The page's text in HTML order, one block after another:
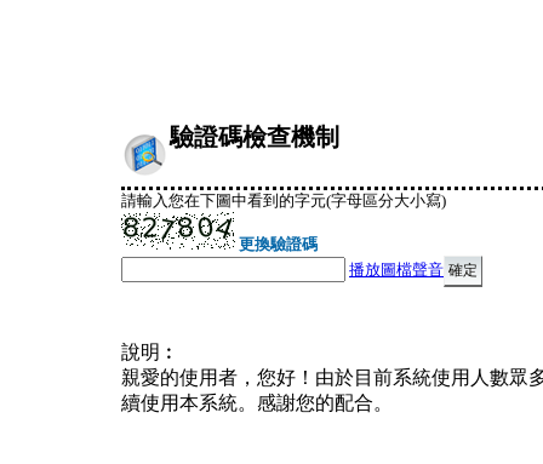
驗證碼檢查機制
請輸入您在下圖中看到的字元(字母區分大小寫)
更換驗證碼
播放圖檔聲音
說明︰
親愛的使用者，您好！由於目前系統使用人數眾
續使用本系統。感謝您的配合。